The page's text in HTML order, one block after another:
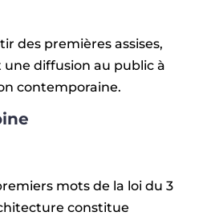
des premières assises,
diffusion au public à
contemporaine.
mots de la loi du 3
constitue